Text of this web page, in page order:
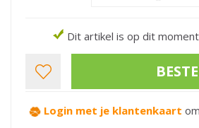
Dit artikel is op dit
Login met je klantenkaart